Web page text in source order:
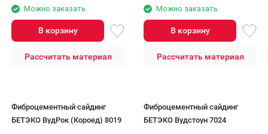
Можно заказать
В корзину
Рассчитать материал
Можно заказать
В корзину
Рассчитать материал
Фиброцементный сайдинг
БЕТЭКО ВудРок (Короед) 8019
Фиброцементный сайдинг
БЕТЭКО Вудстоун 7024